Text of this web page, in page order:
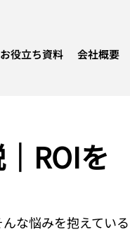
お役立ち資料 会社概要
ROIを
な悩みを抱えている